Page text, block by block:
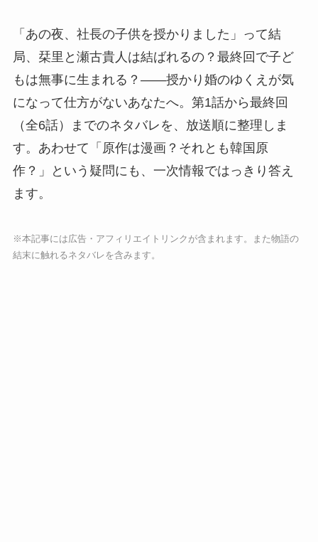
「あの夜、社長の子供を授かりました」って結
局、栞里と瀬古貴人は結ばれるの？最終回で子ど
もは無事に生まれる？——授かり婚のゆくえが気
になって仕方がないあなたへ。第1話から最終回
（全6話）までのネタバレを、放送順に整理しま
す。あわせて「原作は漫画？それとも韓国原
作？」という疑問にも、一次情報ではっきり答え
ます。
※本記事には広告・アフィリエイトリンクが含まれます。また物語の
結末に触れるネタバレを含みます。